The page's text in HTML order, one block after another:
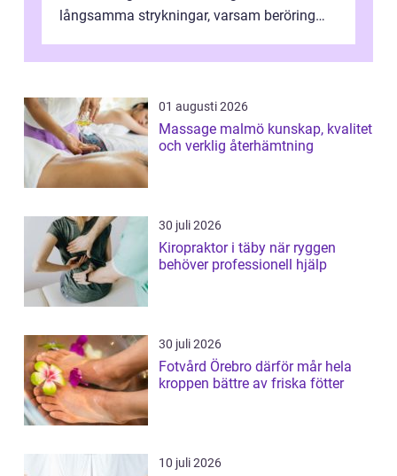
långsamma strykningar, varsam beröring
nervsys...
01 augusti 2026
Massage malmö kunskap, kvalitet
och verklig återhämtning
30 juli 2026
Kiropraktor i täby när ryggen
behöver professionell hjälp
30 juli 2026
Fotvård Örebro därför mår hela
kroppen bättre av friska fötter
10 juli 2026